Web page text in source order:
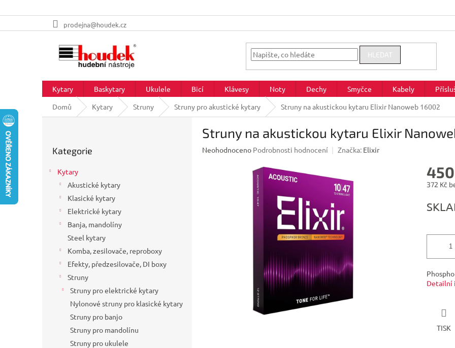
na
prodejna@houdek.cz
HLEDAT
Kytary Baskytary Ukulele Bicí Klávesy Noty Dechy Smyčce Kabely
Domů
Kytary Struny Struny pro akustické kytary Struny na akustickou kytaru Elixir Nanoweb 16002
kategorie
Kategorie
Kytary
Akustické kytary
Klasické kytary
Elektrické kytary
Banja, mandolíny
Steel kytary
Komba, zesilovače, reproboxy
Efekty, předzesilovače, DI boxy
Struny
Struny pro elektrické kytary
Nylonové struny pro klasické kytary
Struny pro banjo
Struny pro mandolínu
Struny pro ukulele
Struny na akustickou kytaru Elixir
Průměrné
Neohodnoceno Podrobnosti hodnocení Značka: Elixir
372 Kč
cena:
Detailní
TISK